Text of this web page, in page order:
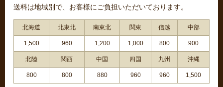
送料は地域別で、お客様にご負担いただいております。
北海道 北東北 南東北 関東 信越 中部
1,500 960 1,200 1,000 800 900
北陸 関西 中国 四国 九州 沖縄
800 800 880 960 960 1,500